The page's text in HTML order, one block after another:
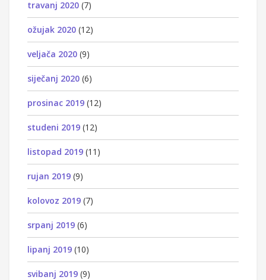
travanj 2020 (7)
ožujak 2020 (12)
veljača 2020 (9)
siječanj 2020 (6)
prosinac 2019 (12)
studeni 2019 (12)
listopad 2019 (11)
rujan 2019 (9)
kolovoz 2019 (7)
srpanj 2019 (6)
lipanj 2019 (10)
svibanj 2019 (9)